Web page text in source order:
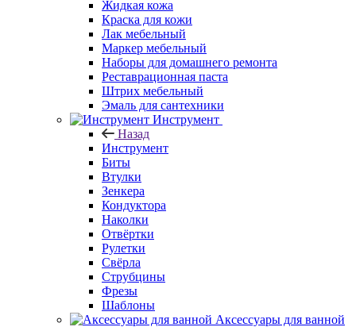
Жидкая кожа
Краска для кожи
Лак мебельный
Маркер мебельный
Наборы для домашнего ремонта
Реставрационная паста
Штрих мебельный
Эмаль для сантехники
Инструмент
Назад
Инструмент
Биты
Втулки
Зенкера
Кондуктора
Наколки
Отвёртки
Рулетки
Свёрла
Струбцины
Фрезы
Шаблоны
Аксессуары для ванной